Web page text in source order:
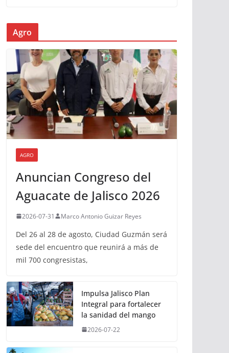
Agro
AGRO
Anuncian Congreso del
Aguacate de Jalisco 2026
2026-07-31 Marco Antonio Guizar Reyes
Del 26 al 28 de agosto, Ciudad Guzmán será
sede del encuentro que reunirá a más de
mil 700 congresistas,
Impulsa Jalisco Plan
Integral para fortalecer
la sanidad del mango
2026-07-22